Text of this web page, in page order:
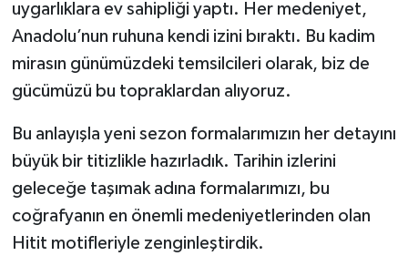
uygarlıklara ev sahipliği yaptı. Her medeniyet,
Anadolu’nun ruhuna kendi izini bıraktı. Bu kadim
mirasın günümüzdeki temsilcileri olarak, biz de
gücümüzü bu topraklardan alıyoruz.
Bu anlayışla yeni sezon formalarımızın her detayını
büyük bir titizlikle hazırladık. Tarihin izlerini
geleceğe taşımak adına formalarımızı, bu
coğrafyanın en önemli medeniyetlerinden olan
Hitit motifleriyle zenginleştirdik.